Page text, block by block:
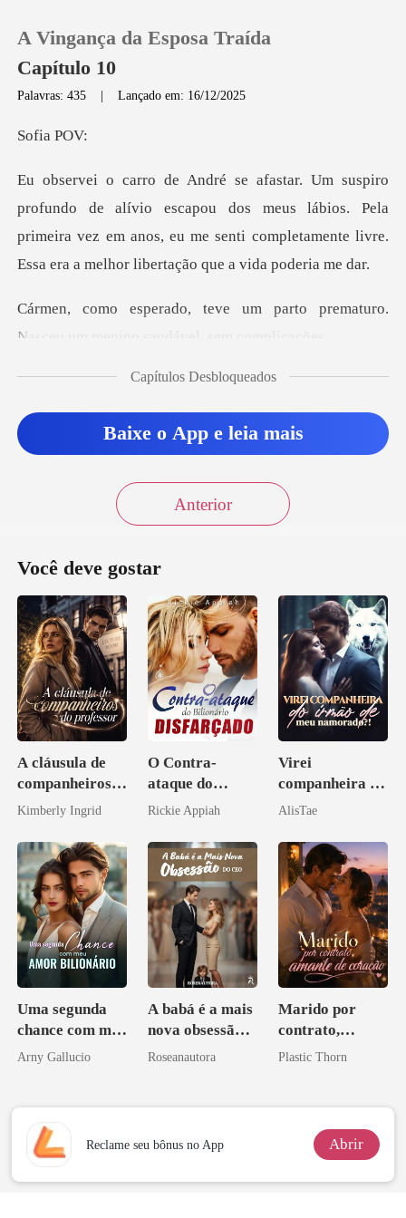
Loja
Histórico
A Vingança da Esposa Traída
Capítulo 10
Palavras: 435 |Lançado em: 16/12/2025
ia
escapou dos meus lábios. Pela
primeira vez em anos, eu me senti compl
parto prematuro.
Nasceu um me
almente, aCapítulos Desbloqueados
Baixe o App e leia mais
Anterior
Você deve gostar
A cláusula de
companheiros
do professor
Kimberly Ingrid
O Contra-
ataque do
Bilionário
Rickie Appiah
Virei
companheira do
irmão de meu
AlisTae
Uma segunda
chance com meu
amor bilionário
Arny Gallucio
A babá é a mais
nova obsessão
do CEO
Roseanautora
Marido por
contrato,
amante de
Plastic Thorn
Reclame seu bônus no App Abrir